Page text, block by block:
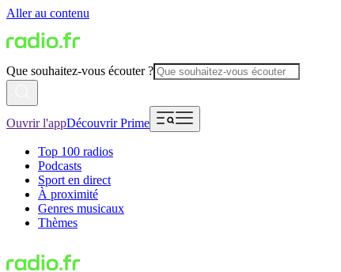
Aller au contenu
Que souhaitez-vous écouter ?
Ouvrir l'appDécouvrir Prime
Top 100 radios
Podcasts
Sport en direct
À proximité
Genres musicaux
Thèmes